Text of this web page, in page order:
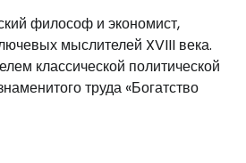
философ и экономист,
мыслителей XVIII века.
классической политической
труда «Богатство